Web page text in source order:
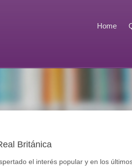
Home
Británica
el interés popular y en los